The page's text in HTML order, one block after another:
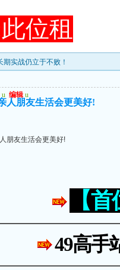
位租
实战仍立于不败！
u 编辑 u
人朋友生活会更美好!
朋友生活会更美好!
【
49高手